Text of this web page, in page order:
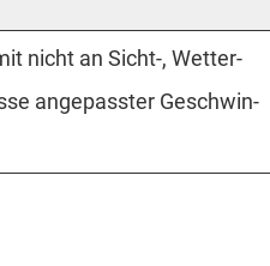
nicht an Sicht-, Wetter-
ange­passter Geschwin­